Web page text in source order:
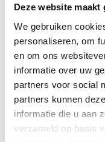
Deze website
We gebruiken
personaliseren, om
en om ons
informatie over uw
partners voor social
partners kunnen
informatie die u aan
verzameld op basis
alleen mogelijk met
Wie tussen die kleding
treffen, komt
belangstelling voor de
kende ze tijdens haar
influencer -schap. Dit
radioactieve materiaal
ontdekt.